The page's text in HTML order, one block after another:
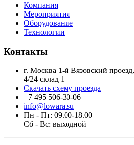
Компания
Мероприятия
Оборудование
Технологии
Контакты
г. Москва 1-й Вязовский проезд,
4/24 склад 1
Скачать схему проезда
+7 495 506-30-06
info@lowara.su
Пн - Пт: 09.00-18.00
Сб - Вс: выходной